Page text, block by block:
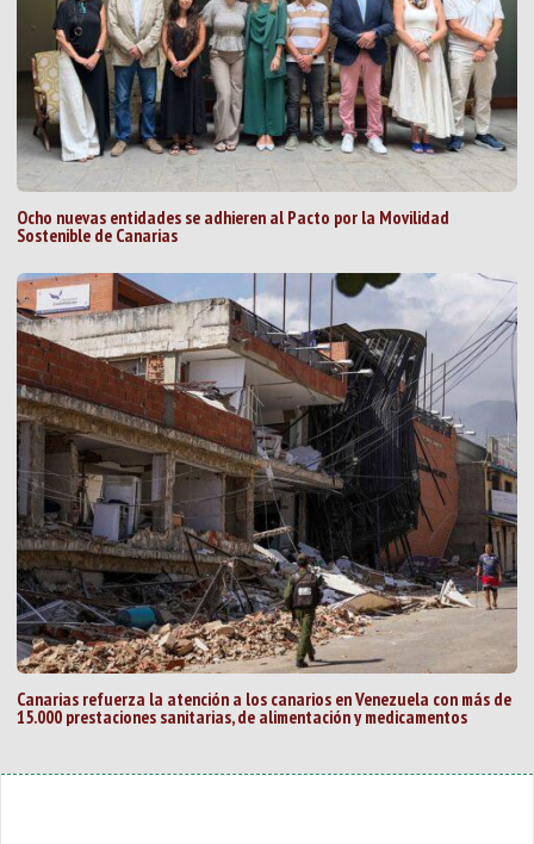
Ocho nuevas entidades se adhieren al Pacto por la Movilidad
Sostenible de Canarias
Canarias refuerza la atención a los canarios en Venezuela con más de
15.000 prestaciones sanitarias, de alimentación y medicamentos